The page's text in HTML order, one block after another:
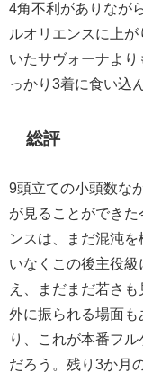
4角不利がありなが
ルオリエンスに上
いたサヴォーナよ
っかり3着に食い込
総評
9頭立ての小頭数な
が見ることができ
ンスは、まだ混沌
いなくこの後主役
え、まだまだ若さ
外に振られる場面
り、これが本番フ
だろう。残り3か月